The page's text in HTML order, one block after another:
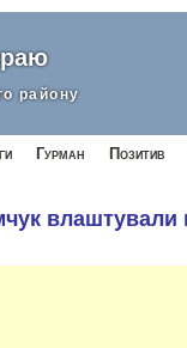
району
Гурман Позитив